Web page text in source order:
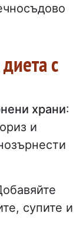
с
храни:
и
супите и